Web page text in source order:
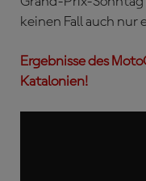
keinen Fall auch nur
Ergebnisse des
Katalonien!